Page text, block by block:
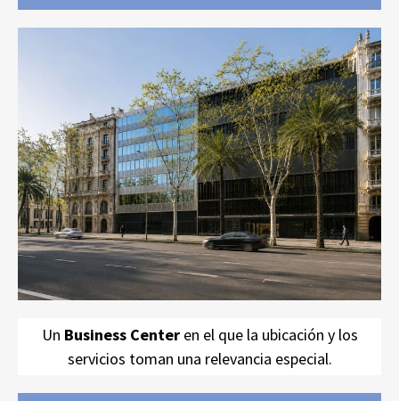
SBC Diagonal-Tuset
Un Business Centeren el que la ubicación y los
servicios toman una relevancia especial.